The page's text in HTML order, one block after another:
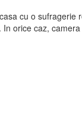
cu o
orice caz,